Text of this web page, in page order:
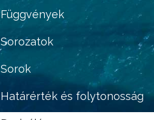
Függvények
Sorozatok
Sorok
Határérték és folytonosság